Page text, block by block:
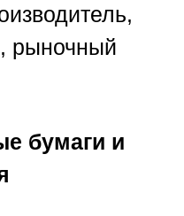
рыночный
бумаги и